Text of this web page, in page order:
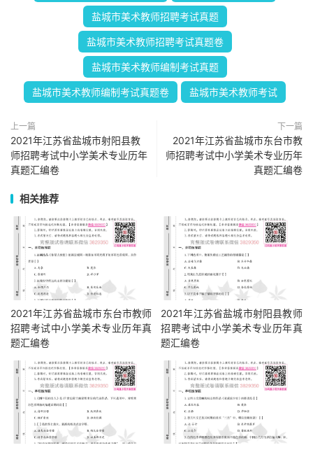
盐城市美术教师招聘考试真题
盐城市美术教师招聘考试真题卷
盐城市美术教师编制考试真题
盐城市美术教师编制考试真题卷 盐城市美术教师考试
上一篇
2021年江苏省盐城市射阳县教
师招聘考试中小学美术专业历年
真题汇编卷
下一篇
2021年江苏省盐城市东台市教
师招聘考试中小学美术专业历年
真题汇编卷
相关推荐
2021年江苏省盐城市东台市教师
招聘考试中小学美术专业历年真
题汇编卷
2021年江苏省盐城市射阳县教师
招聘考试中小学美术专业历年真
题汇编卷